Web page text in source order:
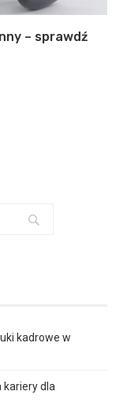
– sprawdź
kadrowe w
kariery dla